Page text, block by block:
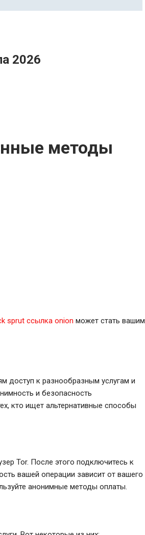
2026
методы
sprut ссылка onion может стать вашим
доступ к разнообразным услугам и
и безопасность
кто ищет альтернативные способы
Tor. После этого подключитесь к
вашей операции зависит от вашего
анонимные методы оплаты.